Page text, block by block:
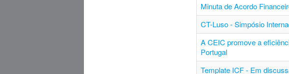
Minuta de Acordo
CT-Luso - Simpósio
A CEIC promove a
Portugal
Template ICF - Em